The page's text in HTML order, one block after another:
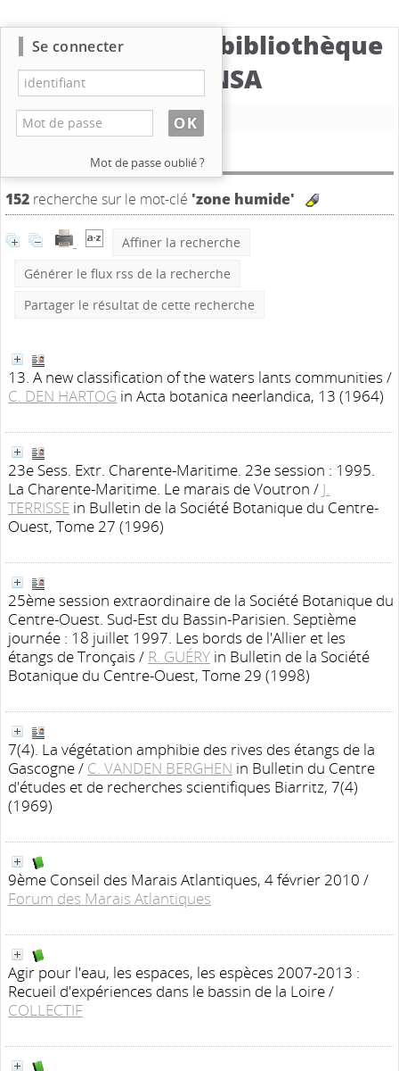
Catalogue de la bibliothèque
du CBNSA
Nouvelle recherche
Résultat de la recherche
152 recherche sur le mot-clé 'zone humide'
Affiner la recherche
Générer le flux rss de la recherche
Partager le résultat de cette recherche
13. A new classification of the waters lants communities /
C. DEN HARTOG in Acta botanica neerlandica, 13 (1964)
23e Sess. Extr. Charente-Maritime. 23e session : 1995.
La Charente-Maritime. Le marais de Voutron / J.
TERRISSE in Bulletin de la Société Botanique du Centre-
Ouest, Tome 27 (1996)
25ème session extraordinaire de la Société Botanique du
Centre-Ouest. Sud-Est du Bassin-Parisien. Septième
journée : 18 juillet 1997. Les bords de l'Allier et les
étangs de Tronçais / R. GUÉRY in Bulletin de la Société
Botanique du Centre-Ouest, Tome 29 (1998)
7(4). La végétation amphibie des rives des étangs de la
Gascogne/ C. VANDEN BERGHEN in Bulletin du Centre
d'études et de recherches scientifiques Biarritz, 7(4)
(1969)
9ème Conseil des Marais Atlantiques, 4 février 2010 /
Forum des Marais Atlantiques
Agir pour l'eau, les espaces, les espèces 2007-2013 :
Recueil d'expériences dans le bassin de la Loire/
COLLECTIF
Se connecter
Mot de passe oublié ?